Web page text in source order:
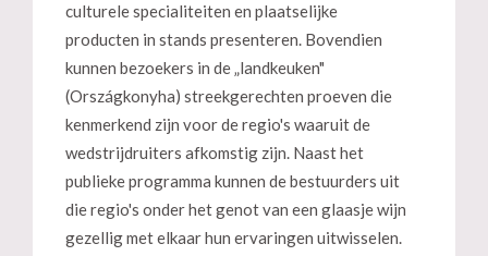
culturele specialiteiten en plaatselijke
producten in stands presenteren. Bovendien
kunnen bezoekers in de „landkeuken"
(Országkonyha) streekgerechten proeven die
kenmerkend zijn voor de regio's waaruit de
wedstrijdruiters afkomstig zijn. Naast het
publieke programma kunnen de bestuurders uit
die regio's onder het genot van een glaasje wijn
gezellig met elkaar hun ervaringen uitwisselen.